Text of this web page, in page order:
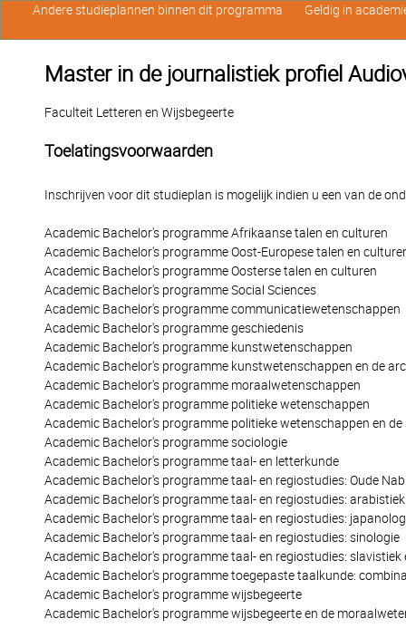
Master in de journalistiek profiel
Faculteit Letteren en Wijsbegeerte
Toelatingsvoorwaarden
Inschrijven voor dit studieplan is mogelijk indien u een van de
Academic Bachelor's programme Afrikaanse talen en culturen
Academic Bachelor's programme Oost-Europese talen en
Academic Bachelor's programme Oosterse talen en culturen
Academic Bachelor's programme Social Sciences
Academic Bachelor's programme communicatiewetenschappen
Academic Bachelor's programme geschiedenis
Academic Bachelor's programme kunstwetenschappen
Academic Bachelor's programme kunstwetenschappen en de
Academic Bachelor's programme moraalwetenschappen
Academic Bachelor's programme politieke wetenschappen
Academic Bachelor's programme politieke wetenschappen en de
Academic Bachelor's programme sociologie
Academic Bachelor's programme taal- en letterkunde
Academic Bachelor's programme taal- en regiostudies: Oude
Academic Bachelor's programme taal- en regiostudies:
Academic Bachelor's programme taal- en regiostudies:
Academic Bachelor's programme taal- en regiostudies: sinologie
Academic Bachelor's programme taal- en regiostudies: slavistiek
Academic Bachelor's programme toegepaste taalkunde:
Academic Bachelor's programme wijsbegeerte
Academic Bachelor's programme wijsbegeerte en de
Andere studieplannen binnen dit programma Geldig in